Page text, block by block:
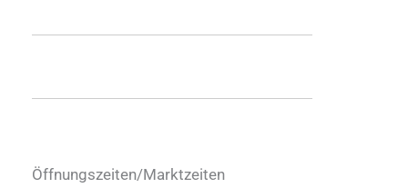
Öffnungszeiten/Marktzeiten